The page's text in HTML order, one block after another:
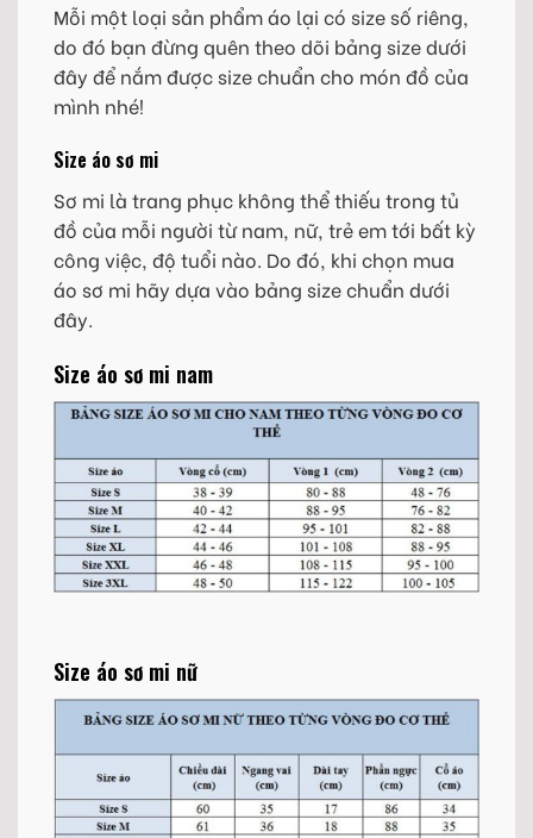
Mỗi một loại sản phẩm áo lại có size số riêng,
do đó bạn đừng quên theo dõi bảng size dưới
đây để nắm được size chuẩn cho món đồ của
mình nhé!
Size áo sơ mi
Sơ mi là trang phục không thể thiếu trong tủ
đồ của mỗi người từ nam, nữ, trẻ em tới bất kỳ
công việc, độ tuổi nào. Do đó, khi chọn mua
áo sơ mi hãy dựa vào bảng size chuẩn dưới
đây.
Size áo sơ mi nam
Size áo sơ mi nữ